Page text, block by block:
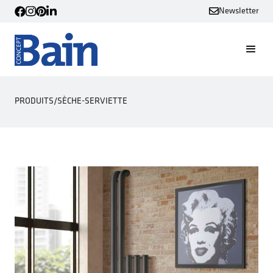
Newsletter
PRODUITS/SÈCHE-SERVIETTE